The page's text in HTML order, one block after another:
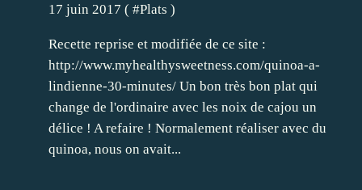
17 juin 2017 ( #Plats )
Recette reprise et modifiée de ce site :
http://www.myhealthysweetness.com/quinoa-a-
lindienne-30-minutes/ Un bon très bon plat qui
change de l'ordinaire avec les noix de cajou un
délice ! A refaire ! Normalement réaliser avec du
quinoa, nous on avait...